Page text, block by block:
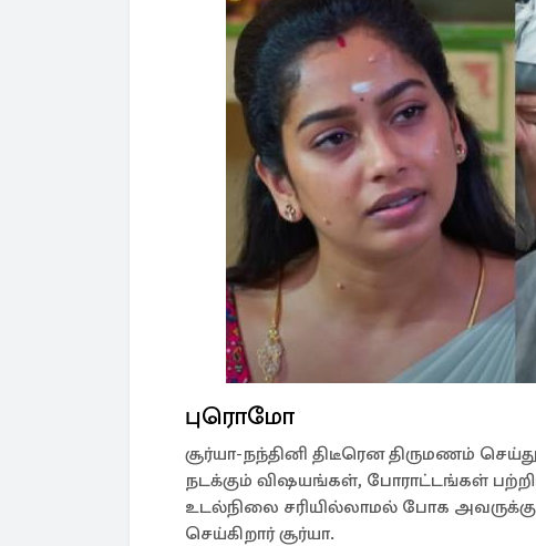
புரொமோ
சூர்யா-நந்தினி திடீரென திருமணம்
நடக்கும் விஷயங்கள், போராட்டங்கள்
உடல்நிலை சரியில்லாமல் போக அவருக்கு
செய்கிறார் சூர்யா.